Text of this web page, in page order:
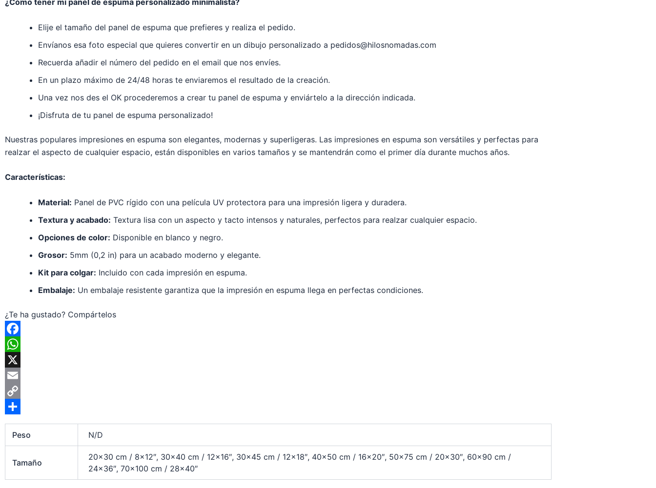
¿Cómo tener mi panel de espuma personalizado minimalista?
Elije el tamaño del panel de espuma que prefieres y realiza el pedido.
Envíanos esa foto especial que quieres convertir en un dibujo personalizado a pedidos@hilosnomadas.com
Recuerda añadir el número del pedido en el email que nos envíes.
En un plazo máximo de 24/48 horas te enviaremos el resultado de la creación.
Una vez nos des el OK procederemos a crear tu panel de espuma y enviártelo a la dirección indicada.
¡Disfruta de tu panel de espuma personalizado!
Nuestras populares impresiones en espuma son elegantes, modernas y superligeras. Las impresiones en espuma son versátiles y perfectas para
realzar el aspecto de cualquier espacio, están disponibles en varios tamaños y se mantendrán como el primer día durante muchos años.
Características:
Material: Panel de PVC rígido con una película UV protectora para una impresión ligera y duradera.
Textura y acabado: Textura lisa con un aspecto y tacto intensos y naturales, perfectos para realzar cualquier espacio.
Opciones de color: Disponible en blanco y negro.
Grosor: 5mm (0,2 in) para un acabado moderno y elegante.
Kit para colgar: Incluido con cada impresión en espuma.
Embalaje: Un embalaje resistente garantiza que la impresión en espuma llega en perfectas condiciones.
¿Te ha gustado? Compártelos
F
a
c
e
b
o
W
h
a
s
X
E
m
a
C
o
C
Peso N/D
Tamaño
20×30 cm / 8×12″, 30×40 cm / 12×16″, 30×45 cm / 12×18″, 40×50 cm / 16×20″, 50×75 cm / 20×30″, 60×90 cm /
24×36″, 70×100 cm / 28×40″